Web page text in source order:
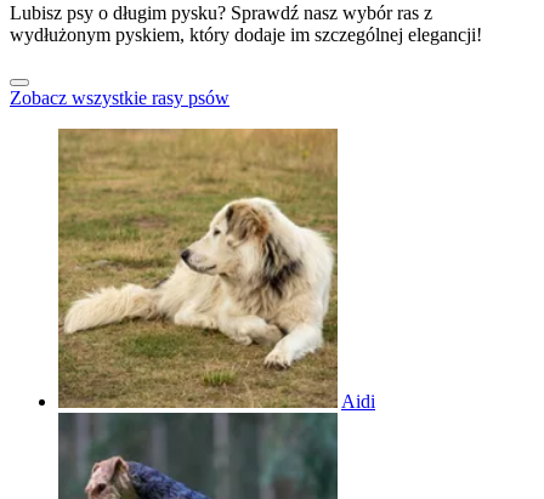
Lubisz psy o długim pysku? Sprawdź nasz wybór ras z
wydłużonym pyskiem, który dodaje im szczególnej elegancji!
Zobacz wszystkie rasy psów
Aidi